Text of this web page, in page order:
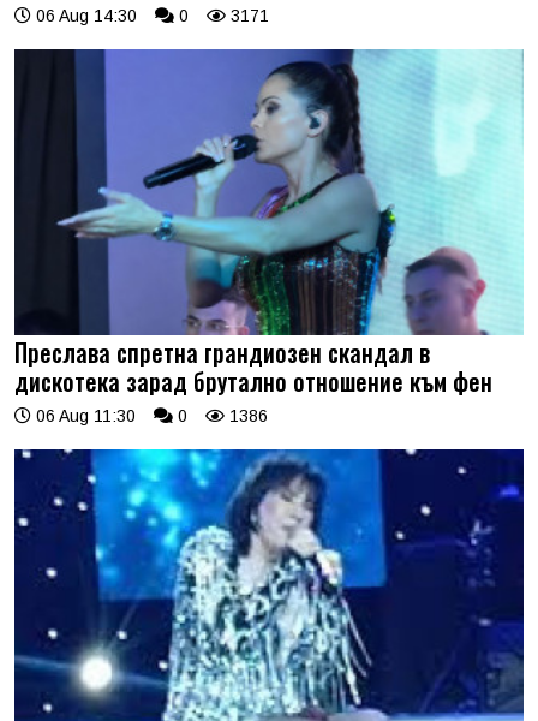
06 Aug 14:30 0 3171
Преслава спретна грандиозен скандал в
дискотека зарад брутално отношение към фен
06 Aug 11:30 0 1386